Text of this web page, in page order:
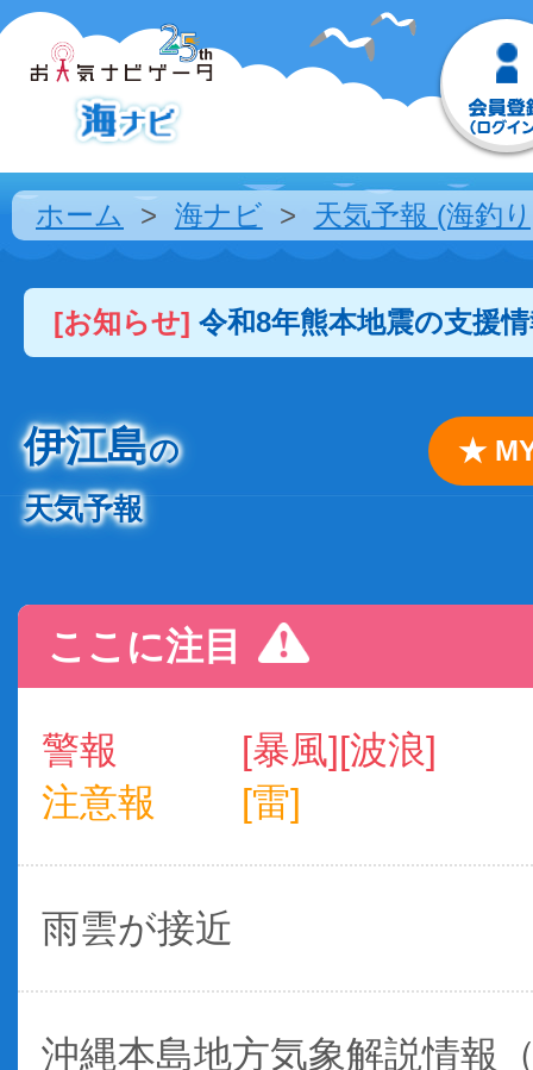
ホーム 海ナビ 天気予報 (海釣
[お知らせ] 令和8年熊本地震の支援
伊江島の
天気予報
★
ここに注目
警報
[暴風][波浪]
注意報
[雷]
雨雲が接近
沖縄本島地方気象解説情報